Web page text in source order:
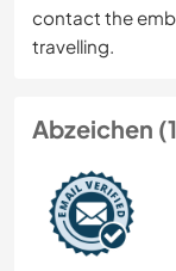
contact the
travelling.
Abzeichen